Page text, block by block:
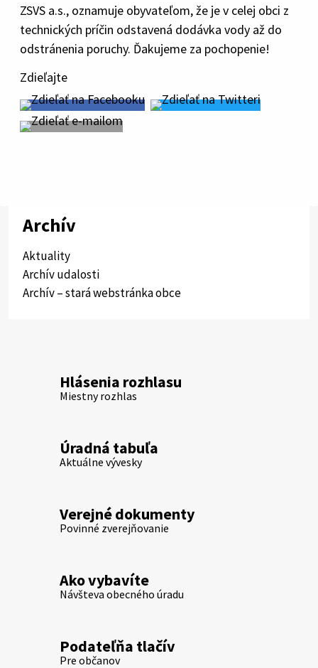
ZSVS a.s., oznamuje obyvateľom, že je v celej obci z
technických príčin odstavená dodávka vody až do
odstránenia poruchy. Ďakujeme za pochopenie!
Zdieľajte
Archív
Aktuality
Archív udalosti
Archív – stará webstránka obce
Hlásenia rozhlasu
Miestny rozhlas
Úradná tabuľa
Aktuálne vývesky
Verejné dokumenty
Povinné zverejňovanie
Ako vybavíte
Návšteva obecného úradu
Podateľňa tlačív
Pre občanov